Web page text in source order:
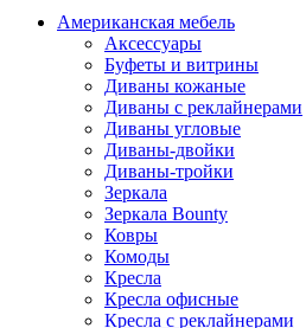
Американская мебель
Аксессуары
Буфеты и витрины
Диваны кожаные
Диваны с реклайнерами
Диваны угловые
Диваны-двойки
Диваны-тройки
Зеркала
Зеркала Bounty
Ковры
Комоды
Кресла
Кресла офисные
Кресла с реклайнерами